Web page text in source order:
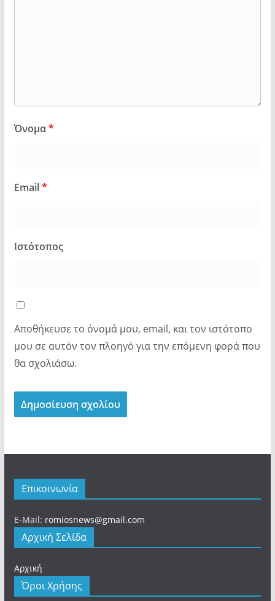
Όνομα*
Email*
Ιστότοπος
Αποθήκευσε το όνομά μου, email, και τον ιστότοπο
μου σε αυτόν τον πλοηγό για την επόμενη φορά που
θα σχολιάσω.
Επικοινωνία
E-Mail: romiosnews@gmail.com
Αρχική Σελίδα
Αρχική
Όροι Χρήσης